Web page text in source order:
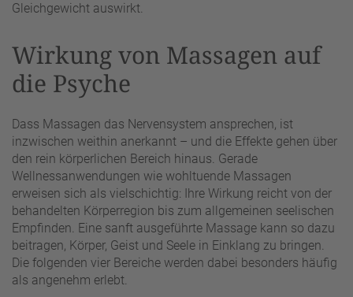
Gleichgewicht auswirkt.
Wirkung von Massagen auf
die Psyche
Dass Massagen das Nervensystem ansprechen, ist
inzwischen weithin anerkannt – und die Effekte gehen über
den rein körperlichen Bereich hinaus. Gerade
Wellnessanwendungen wie wohltuende Massagen
erweisen sich als vielschichtig: Ihre Wirkung reicht von der
behandelten Körperregion bis zum allgemeinen seelischen
Empfinden. Eine sanft ausgeführte Massage kann so dazu
beitragen, Körper, Geist und Seele in Einklang zu bringen.
Die folgenden vier Bereiche werden dabei besonders häufig
als angenehm erlebt.